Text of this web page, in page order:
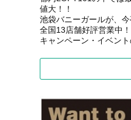
値大！！
池袋バニーガールが、
全国13店舗好評営業中！
キャンペーン・イベン